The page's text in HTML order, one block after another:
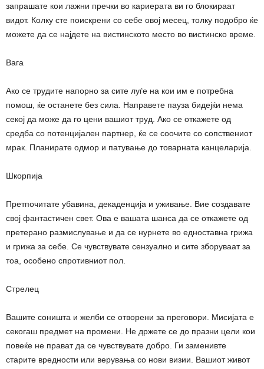
запрашате кои лажни пречки во кариерата ви го блокираат
видот. Колку сте поискрени со себе овој месец, толку подобро ќе
можете да се најдете на вистинското место во вистинско време.
Вага
Ако се трудите напорно за сите луѓе на кои им е потребна
помош, ќе останете без сила. Направете пауза бидејќи нема
секој да може да го цени вашиот труд. Ако се откажете од
средба со потенцијален партнер, ќе се соочите со сопствениот
мрак. Планирате одмор и патување до товарната канцеларија.
Шкорпија
Претпочитате убавина, декаденција и уживање. Вие создавате
свој фантастичен свет. Ова е вашата шанса да се откажете од
претерано размислување и да се нурнете во едноставна грижа
и грижа за себе. Се чувствувате сензуално и сите зборуваат за
тоа, особено спротивниот пол.
Стрелец
Вашите соништа и желби се отворени за преговори. Мисијата е
секогаш предмет на промени. Не држете се до празни цели кои
повеќе не прават да се чувствувате добро. Ги заменивте
старите вредности или верувања со нови визии. Вашиот живот